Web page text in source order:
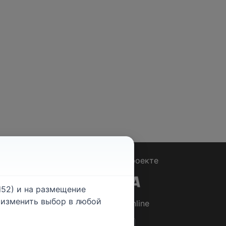
О проекте
© 2026Rabotniki.online
и на размещение
выбор в любой